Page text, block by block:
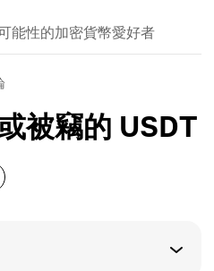
能性的加密貨幣愛好者
被竊的 USDT